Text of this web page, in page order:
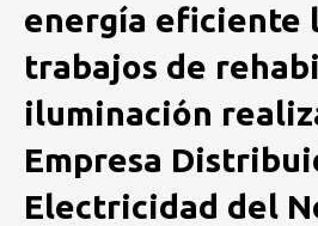
energía eficiente
trabajos de
iluminación
Empresa
Electricidad del